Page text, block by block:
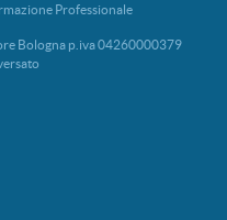
Professionale
Bologna p.iva 04260000379